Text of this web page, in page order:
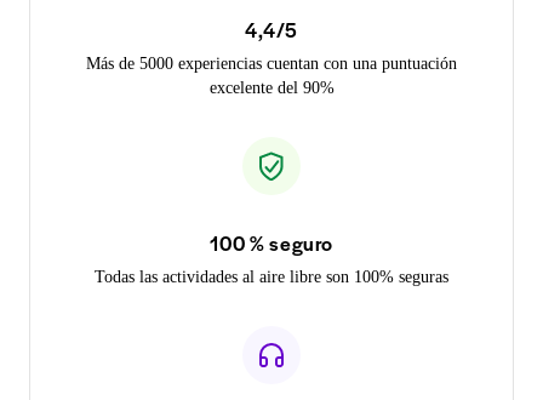
4,4/5
Más de 5000 experiencias cuentan con una puntuación
excelente del 90%
100 % seguro
Todas las actividades al aire libre son 100% seguras